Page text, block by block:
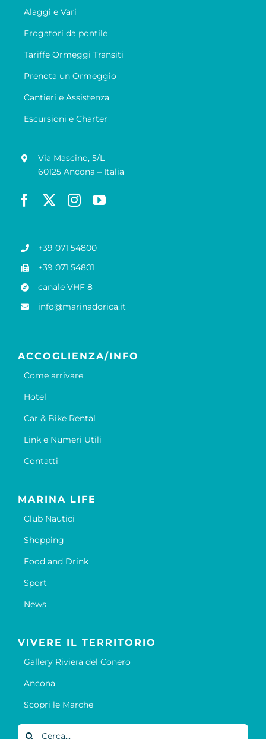
Alaggi e Vari
Erogatori da pontile
Tariffe Ormeggi Transiti
Prenota un Ormeggio
Cantieri e Assistenza
Escursioni e Charter
Via Mascino, 5/L
60125 Ancona – Italia
+39 071 54800
+39 071 54801
canale VHF 8
info@marinadorica.it
ACCOGLIENZA/INFO
Come arrivare
Hotel
Car & Bike Rental
Link e Numeri Utili
Contatti
MARINA LIFE
Club Nautici
Shopping
Food and Drink
Sport
News
VIVERE IL TERRITORIO
Gallery Riviera del Conero
Ancona
Scopri le Marche
Cerca